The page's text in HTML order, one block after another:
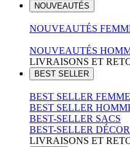
NOUVEAUTÉS
NOUVEAUTÉS
NOUVEAUTÉS
LIVRAISONS ET
BEST SELLER
BEST SELLER FEMME
BEST SELLER
BEST-SELLER SACS
BEST-SELLER
LIVRAISONS ET